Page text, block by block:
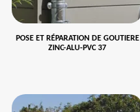
POSE ET RÉPARATION DE GOUTIERE
ZINC-ALU-PVC 37